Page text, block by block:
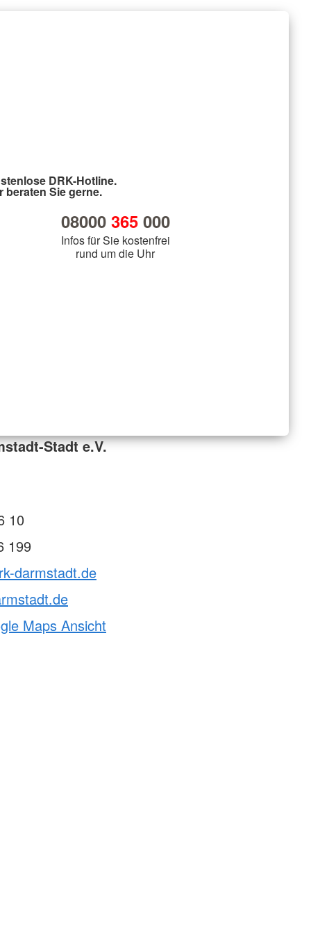
DRK-Hotline.
beraten Sie gerne.
08000 365000
Infos für Sie kostenfrei
rund um die Uhr
Stadt e.V.
10
199
darmstadt.de
Maps Ansicht